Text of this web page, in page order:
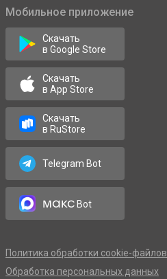
Мобильное приложение
Скачать
в Google Store
Скачать
в App Store
Скачать
в RuStore
Telegram Bot
максBot
Политика обработки cookie-файлов
Обработка персональных данных